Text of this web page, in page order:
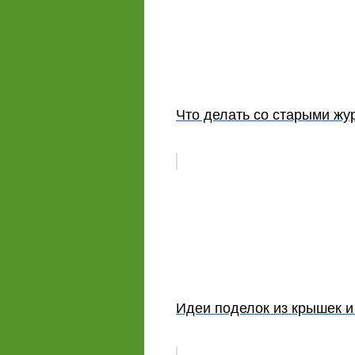
Что делать со старыми
Идеи поделок из крышек